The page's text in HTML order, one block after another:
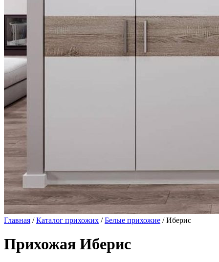
Главная /Каталог прихожих /Белые прихожие / Иберис
Прихожая Иберис